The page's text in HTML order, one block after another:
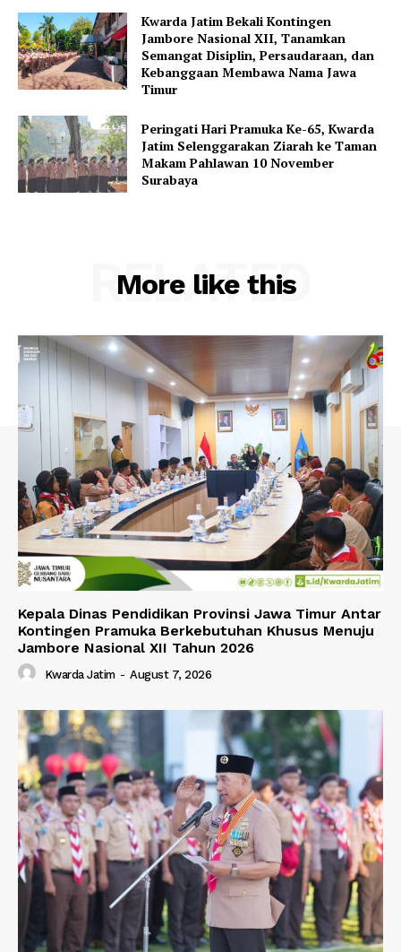
Kwarda Jatim Bekali Kontingen
Jambore Nasional XII, Tanamkan
Semangat Disiplin, Persaudaraan, dan
Kebanggaan Membawa Nama Jawa
Timur
Peringati Hari Pramuka Ke-65, Kwarda
Jatim Selenggarakan Ziarah ke Taman
Makam Pahlawan 10 November
Surabaya
More like this
RELATED
Kepala Dinas Pendidikan Provinsi Jawa Timur Antar
Kontingen Pramuka Berkebutuhan Khusus Menuju
Jambore Nasional XII Tahun 2026
Kwarda Jatim - August 7, 2026